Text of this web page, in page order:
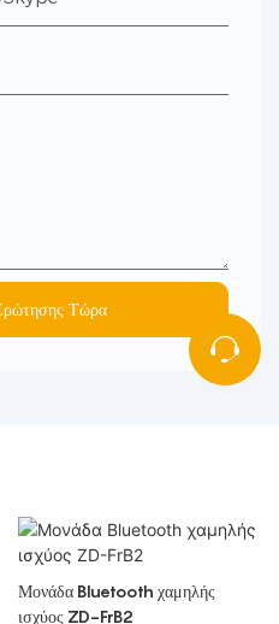
Τώρα
Μονάδα Bluetooth χαμηλής
ισχύος ZD-FrB2